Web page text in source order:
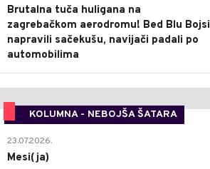
Brutalna tuča huligana na
zagrebačkom aerodromu! Bed Blu Bojsi
napravili sačekušu, navijači padali po
automobilima
KOLUMNA - NEBOJŠA ŠATARA
23.07.2026.
Mesi(ja)